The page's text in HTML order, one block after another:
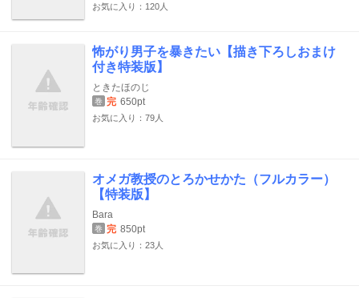
お気に入り：120人
怖がり男子を暴きたい【描き下ろしおまけ
付き特装版】
ときたほのじ
巻 完 650pt
お気に入り：79人
オメガ教授のとろかせかた（フルカラー）
【特装版】
Bara
巻 完 850pt
お気に入り：23人